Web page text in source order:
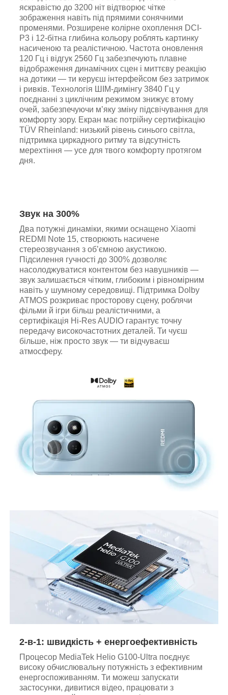
яскравістю до 3200 ніт відтворює чітке
зображення навіть під прямими сонячними
променями. Розширене колірне охоплення DCI-
P3 і 12-бітна глибина кольору роблять картинку
насиченою та реалістичною. Частота оновлення
120 Гц і відгук 2560 Гц забезпечують плавне
відображення динамічних сцен і миттєву реакцію
на дотики — ти керуєш інтерфейсом без затримок
і ривків. Технологія ШІМ-димінгу 3840 Гц у
поєднанні з циклічним режимом знижує втому
очей, забезпечуючи м’яку зміну підсвічування для
комфорту зору. Екран має потрійну сертифікацію
TÜV Rheinland: низький рівень синього світла,
підтримка циркадного ритму та відсутність
мерехтіння — усе для твого комфорту протягом
дня.
Звук на 300%
Два потужні динаміки, якими оснащено Xiaomi
REDMI Note 15, створюють насичене
стереозвучання з об’ємною акустикою.
Підсилення гучності до 300% дозволяє
насолоджуватися контентом без навушників —
звук залишається чітким, глибоким і рівномірним
навіть у шумному середовищі. Підтримка Dolby
ATMOS розкриває просторову сцену, роблячи
фільми й ігри більш реалістичними, а
сертифікація Hi-Res AUDIO гарантує точну
передачу високочастотних деталей. Ти чуєш
більше, ніж просто звук — ти відчуваєш
атмосферу.
2-в-1: швидкість + енергоефективність
Процесор MediaTek Helio G100-Ultra поєднує
високу обчислювальну потужність з ефективним
енергоспоживанням. Ти можеш запускати
застосунки, дивитися відео, працювати з